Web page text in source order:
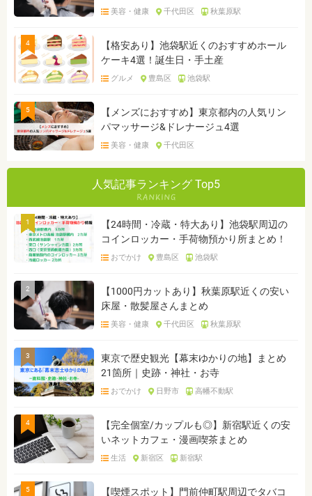
美容・健康 千代田区 秋葉原駅
4
【格安あり】池袋駅近くのおすすめホール
ケーキ4選！誕生日・手土産
グルメ 豊島区 池袋駅
5
【メンズにおすすめ】東京都内の人気リン
パマッサージ&ドレナージュ4選
美容・健康 千代田区
人気記事ランキング Top5
1
【24時間・冷蔵・特大あり】池袋駅周辺の
コインロッカー・手荷物預かり所まとめ！
おでかけ 豊島区 池袋駅
2
【1000円カットあり】秋葉原駅近くの安い
床屋・散髪屋さんまとめ
美容・健康 千代田区 秋葉原駅
3
東京で歴史観光【幕末ゆかりの地】まとめ
21箇所｜史跡・神社・お寺
おでかけ 日野市 高幡不動駅
4
【完全個室/カップルも◎】新宿駅近くの安
いネットカフェ・漫画喫茶まとめ
生活 新宿区 新宿駅
5
【喫煙スポット】門前仲町駅周辺でタバコ